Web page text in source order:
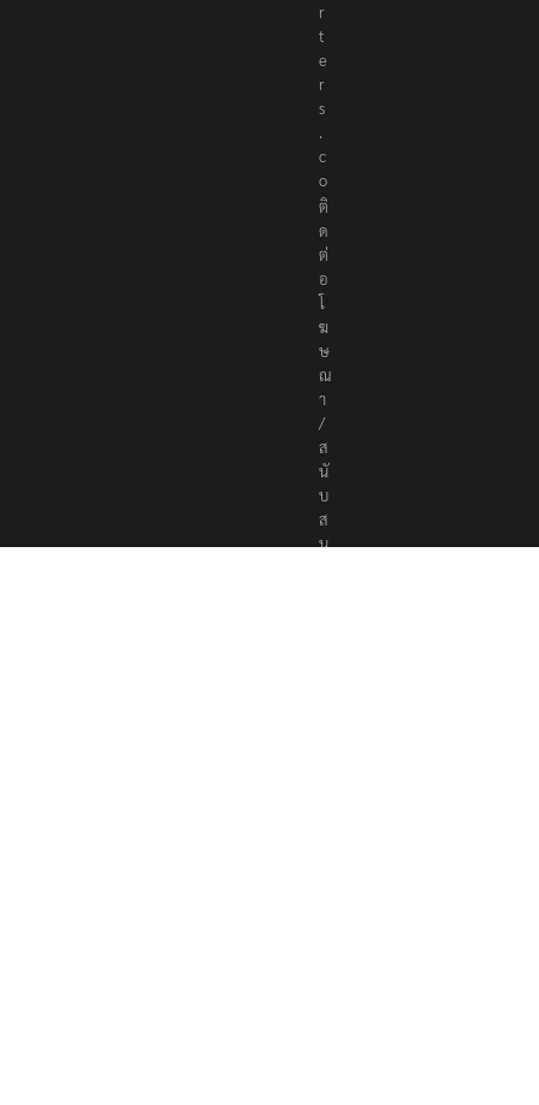
r
t
e
r
s
.
c
o
ติ
ด
ต่
อ
โ
ฆ
ษ
ณ
า
/
ส
นั
บ
ส
นุ